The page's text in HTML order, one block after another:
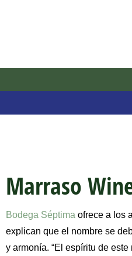
Marraso
Bodega Séptima ofrece a los
explican que el nombre se
y armonía. “El espíritu de